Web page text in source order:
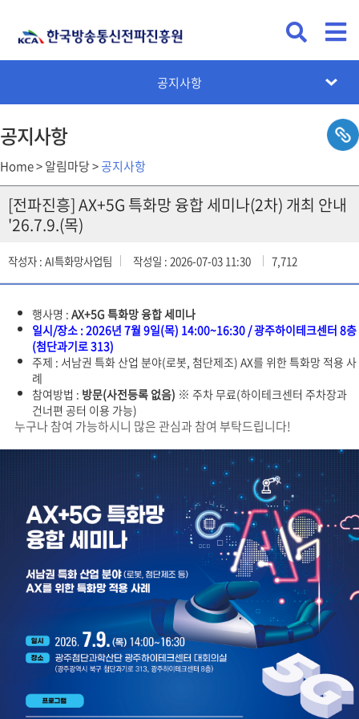
공지사항
채용공고
입찰공고
KCA뉴스
카드뉴스
설문조사
공지사항
Home > 알림마당 >공지사항
[전파진흥] AX+5G 특화망 융합 세미나(2차) 개최 안내
'26.7.9.(목)
작성자 : AI특화망사업팀 작성일 : 2026-07-03 11:30 7,712
행사명 : AX+5G 특화망 융합 세미나
일시/장소 : 2026년 7월 9일(목) 14:00~16:30 / 광주하이테크센터 8층
(첨단과기로 313)
주제 : 서남권 특화 산업 분야(로봇, 첨단제조) AX를 위한 특화망 적용 사
례
참여방법 : 방문(사전등록 없음) ※ 주차 무료(하이테크센터 주차장과
건너편 공터 이용 가능)
누구나 참여 가능하시니 많은 관심과 참여 부탁드립니다!